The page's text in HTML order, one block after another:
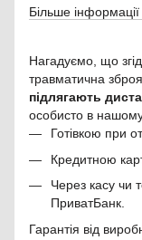
Більше
Нагадуємо, що
травматична
підлягають
особисто в
Готівкою при
Кредитною
Через касу чи
ПриватБанк.
Гарантія від